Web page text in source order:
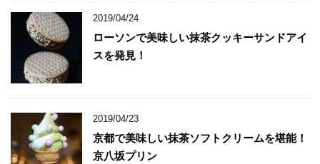
2019/04/24
ローソンで美味しい抹茶クッキーサンドアイ
スを発見！
2019/04/23
京都で美味しい抹茶ソフトクリームを堪能！
京八坂プリン